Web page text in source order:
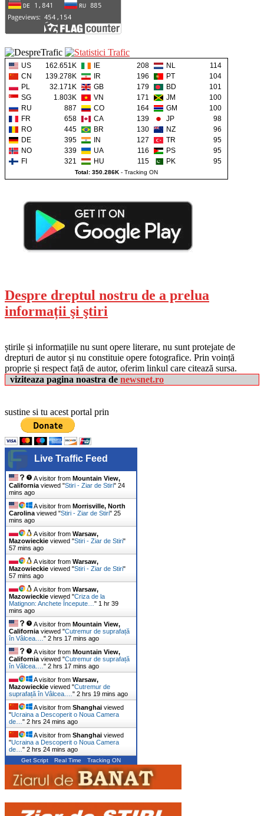
US 162.651K IE 208 NL
114
CN
139.278K IR 196 PT
104
PL
32.171K GB 179 BD
101
SG
1.803K VN 171 JM
100
RU
887 CO 164 GM
100
FR
658 CA 139 JP
98
RO
445 BR 130 NZ
96
DE
395 IN 127 TR
95
NO
339 UA 116 PS
95
FI
321 HU 115 PK 95
Total: 350.286K - Tracking ON
Despre dreptul nostru de a prelua
informații şi ştiri
știrile și informațiile nu sunt opere literare, nu sunt protejate de
drepturi de autor și nu constituie opere fotografice. Prin voință
proprie și respect față de autor, oferim linkul care citează sursa.
viziteaza pagina noastra de newsnet.ro
sustine si tu acest portal prin
Live Traffic Feed
A visitor from Mountain View,
California viewed "Stiri - Ziar de Stiri" 25
mins ago
A visitor from Morrisville, North
Carolina viewed "Stiri - Ziar de Stiri" 25
mins ago
A visitor from Warsaw,
Mazowieckie viewed "Stiri - Ziar de Stiri"
57 mins ago
A visitor from Warsaw,
Mazowieckie viewed "Stiri - Ziar de Stiri"
57 mins ago
A visitor from Warsaw,
Mazowieckie viewed "Criza de la
Matignon: Anchete Începute… " 1 hr 39
mins ago
A visitor from Mountain View,
California viewed "Cutremur de suprafață
în Vâlcea.… " 2 hrs 17 mins ago
A visitor from Mountain View,
California viewed "Cutremur de suprafață
în Vâlcea.… " 2 hrs 17 mins ago
A visitor from Warsaw,
Mazowieckie viewed "Cutremur de
suprafață în Vâlcea.… " 2 hrs 19 mins ago
A visitor from Shanghai viewed
"Ucraina a Descoperit o Noua Camera
de… " 2 hrs 24 mins ago
A visitor from Shanghai viewed
"Ucraina a Descoperit o Noua Camera
de… " 2 hrs 24 mins ago
Get Script Real Time Tracking ON